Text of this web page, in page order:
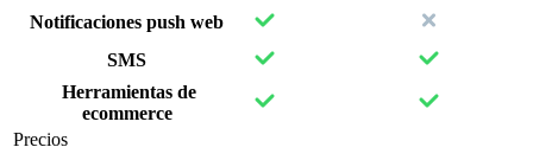
Notificaciones push web
SMS
Herramientas de
ecommerce
Precios